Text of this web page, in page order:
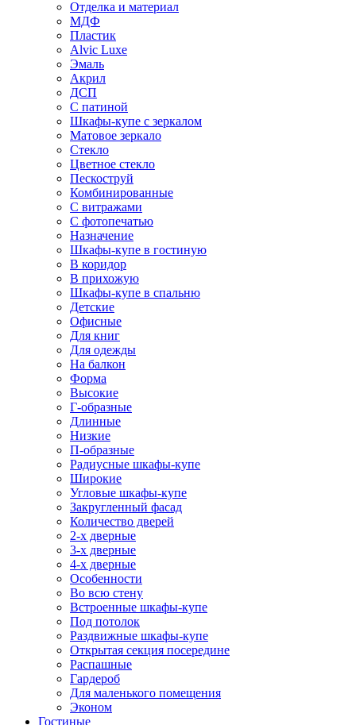
Отделка и материал
МДФ
Пластик
Alvic Luxe
Эмаль
Акрил
ДСП
С патиной
Шкафы-купе с зеркалом
Матовое зеркало
Стекло
Цветное стекло
Пескоструй
Комбинированные
С витражами
С фотопечатью
Назначение
Шкафы-купе в гостиную
В коридор
В прихожую
Шкафы-купе в спальню
Детские
Офисные
Для книг
Для одежды
На балкон
Форма
Высокие
Г-образные
Длинные
Низкие
П-образные
Радиусные шкафы-купе
Широкие
Угловые шкафы-купе
Закругленный фасад
Количество дверей
2-х дверные
3-х дверные
4-х дверные
Особенности
Во всю стену
Встроенные шкафы-купе
Под потолок
Раздвижные шкафы-купе
Открытая секция посередине
Распашные
Гардероб
Для маленького помещения
Эконом
Гостиные